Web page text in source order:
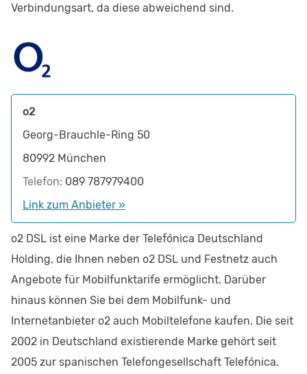
Verbindungsart, da diese abweichend sind.
o2
Georg-Brauchle-Ring 50
80992 München
Telefon: 089 787979400
Link zum Anbieter »
o2 DSL ist eine Marke der Telefónica Deutschland
Holding, die Ihnen neben o2 DSL und Festnetz auch
Angebote für Mobilfunktarife ermöglicht. Darüber
hinaus können Sie bei dem Mobilfunk- und
Internetanbieter o2 auch Mobiltelefone kaufen. Die seit
2002 in Deutschland existierende Marke gehört seit
2005 zur spanischen Telefongesellschaft Telefónica.